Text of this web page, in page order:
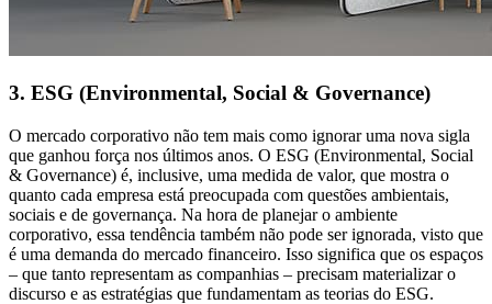
3. ESG (Environmental, Social & Governance)
O mercado corporativo não tem mais como ignorar uma nova sigla
que ganhou força nos últimos anos. O ESG (Environmental, Social
& Governance) é, inclusive, uma medida de valor, que mostra o
quanto cada empresa está preocupada com questões ambientais,
sociais e de governança. Na hora de planejar o ambiente
corporativo, essa tendência também não pode ser ignorada, visto que
é uma demanda do mercado financeiro. Isso significa que os espaços
– que tanto representam as companhias – precisam materializar o
discurso e as estratégias que fundamentam as teorias do ESG.